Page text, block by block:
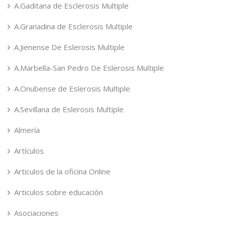
A.Gaditana de Esclerosis Multiple
A.Granadina de Esclerosis Multiple
A.Jienense De Eslerosis Multiple
A.Marbella-San Pedro De Eslerosis Multiple
A.Onubense de Eslerosis Multiple
A.Sevillana de Eslerosis Multiple
Almería
Artículos
Articulos de la oficina Online
Articulos sobre educación
Asociaciones